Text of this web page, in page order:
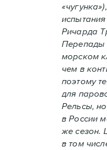
Ричарда
Перепады
морском
чем в
поэтому
для
Рельсы,
в России
же сезон.
в том